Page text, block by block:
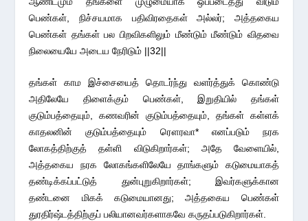
பெண்கள், நிச்சயமாக பதிவிரதைகள் அல்லர்; அத்தகைய
பெண்கள் தங்கள் பல பிறவிகளிலும் மீண்டும் மீண்டும் விதவை
நிலையையே அடைய நேரிடும் ||32||
தங்கள் காம இச்சையைத் தொடர்ந்து வளர்த்துக் கொண்டு
அதிலேயே திளைக்கும் பெண்கள், இறுதியில் தங்கள்
குடும்பத்தையும், கணவரின் குடும்பத்தையும், தங்கள் கள்ளக்
காதலனின் குடும்பத்தையும் ரௌரவா* எனப்படும் நரக
லோகத்திற்குத் தள்ளி விடுகிறார்கள்; அதே வேளையில்,
அத்தகைய நரக லோகங்களிலேயே தாங்களும் கடுமையாகத்
தண்டிக்கப்பட்டுத் துன்புறுகிறார்கள்; இவர்களுக்கான
தண்டனை மிகக் கடுமையானது; அத்தகைய பெண்கள்
துரதிர்ஷ்டத்திற்குப் பலியானவர்களாகவே கருதப்படுகிறார்கள்.